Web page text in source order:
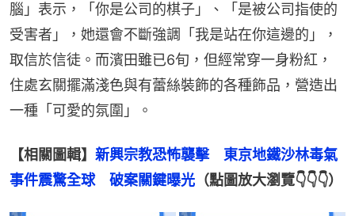
腦」表示，「你是公司的棋子」、「是被公司指使的
受害者」，她還會不斷強調「我是站在你這邊的」，
取信於信徒。而濱田雖已6旬，但經常穿一身粉紅，
住處玄關擺滿淺色與有蕾絲裝飾的各種飾品，營造出
一種「可愛的氛圍」。
【相關圖輯】 新興宗教恐怖襲擊　東京地鐵沙林毒氣
事件震驚全球　破案關鍵曝光 （點圖放大瀏覽👇👇👇）